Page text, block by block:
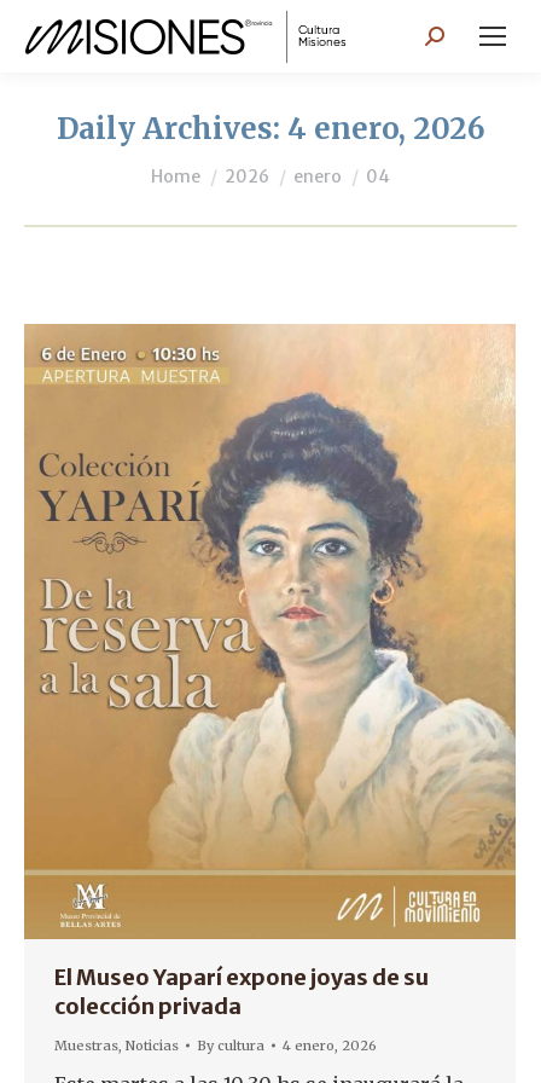
Search:
Daily Archives: 4 enero, 2026
You are here:
Home 2026 enero 04
El Museo Yaparí expone joyas de su
colección privada
Muestras Noticias Bycultura 4 enero, 2026